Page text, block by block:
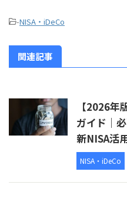
-NISA・iDeCo
関連記事
【2026年
ガイド｜
新NISA活
NISA・iDeCo